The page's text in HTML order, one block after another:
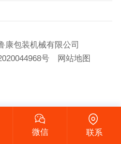
康包装机械有限公司
号 网站地图
微信 联系